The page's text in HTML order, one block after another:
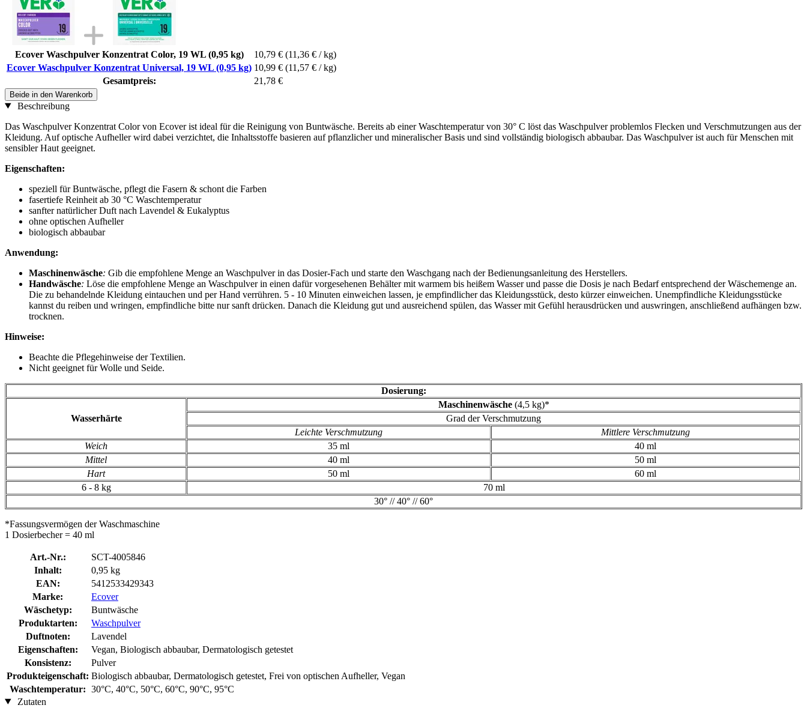
Ecover Waschpulver Konzentrat Color, 19 WL (0,95 kg) 10,79 € (11,36 € / kg)
Ecover Waschpulver Konzentrat Universal, 19 WL (0,95 kg) 10,99 € (11,57 € / kg)
Gesamtpreis:
21,78 €
Beide in den Warenkorb
Beschreibung
Das Waschpulver Konzentrat Color von Ecover ist ideal für die Reinigung von Buntwäsche. Bereits ab einer Waschtemperatur von 30° C löst das Waschpulver problemlos Flecken und Verschmutzungen aus der
Kleidung. Auf optische Aufheller wird dabei verzichtet, die Inhaltsstoffe basieren auf pflanzlicher und mineralischer Basis und sind vollständig biologisch abbaubar. Das Waschpulver ist auch für Menschen mit
sensibler Haut geeignet.
Eigenschaften:
speziell für Buntwäsche, pflegt die Fasern & schont die Farben
fasertiefe Reinheit ab 30 °C Waschtemperatur
sanfter natürlicher Duft nach Lavendel & Eukalyptus
ohne optischen Aufheller
biologisch abbaubar
Anwendung:
Maschinenwäsche: Gib die empfohlene Menge an Waschpulver in das Dosier-Fach und starte den Waschgang nach der Bedienungsanleitung des Herstellers.
Handwäsche: Löse die empfohlene Menge an Waschpulver in einen dafür vorgesehenen Behälter mit warmem bis heißem Wasser und passe die Dosis je nach Bedarf entsprechend der Wäschemenge an.
Die zu behandelnde Kleidung eintauchen und per Hand verrühren. 5 - 10 Minuten einweichen lassen, je empfindlicher das Kleidungsstück, desto kürzer einweichen. Unempfindliche Kleidungsstücke
kannst du reiben und wringen, empfindliche bitte nur sanft drücken. Danach die Kleidung gut und ausreichend spülen, das Wasser mit Gefühl herausdrücken und auswringen, anschließend aufhängen bzw.
trocknen.
Hinweise:
Beachte die Pflegehinweise der Textilien.
Nicht geeignet für Wolle und Seide.
Dosierung:
Wasserhärte
Maschinenwäsche(4,5 kg)*
Grad der Verschmutzung
Leichte Verschmutzung
Mittlere Verschmutzung
Weich
35 ml
40 ml
Mittel
40 ml
50 ml
Hart
50 ml
60 ml
6 - 8 kg
70 ml
30° // 40° // 60°
*Fassungsvermögen der Waschmaschine
1 Dosierbecher = 40 ml
Art.-Nr.:
SCT-4005846
Inhalt:
0,95 kg
EAN:
5412533429343
Marke:
Ecover
Wäschetyp:
Buntwäsche
Produktarten:
Waschpulver
Duftnoten:
Lavendel
Eigenschaften:
Vegan, Biologisch abbaubar, Dermatologisch getestet
Konsistenz:
Pulver
Produkteigenschaft: Biologisch abbaubar, Dermatologisch getestet, Frei von optischen Aufheller, Vegan
Waschtemperatur: 30°C, 40°C, 50°C, 60°C, 90°C, 95°C
Zutaten